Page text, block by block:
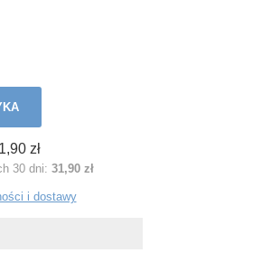
zł
30 dni: 31,90 zł
i dostawy